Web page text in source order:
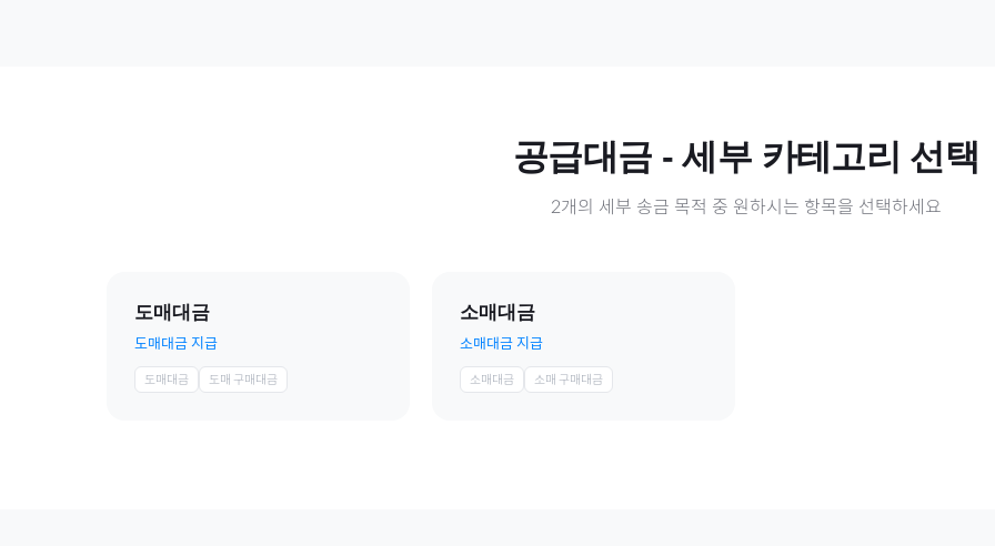
공급대금 - 세부 카테고리 선택
2개의 세부 송금 목적 중 원하시는 항목을 선택하세요
도매대금
도매대금 지급
도매대금 도매 구매대금
소매대금
소매대금 지급
소매대금 소매 구매대금